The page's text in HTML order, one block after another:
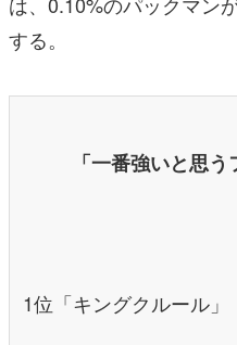
する。
「一番強いと思
1位「キングクルール」